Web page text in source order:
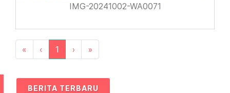
IMG-20241002-WA0071
« ‹ 1 › »
BERITA TERBARU